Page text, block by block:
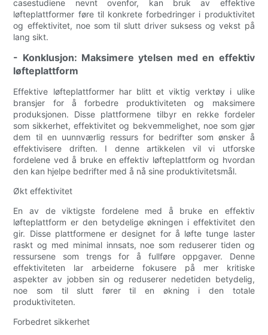
casestudiene nevnt ovenfor, kan bruk av effektive
løfteplattformer føre til konkrete forbedringer i produktivitet
og effektivitet, noe som til slutt driver suksess og vekst på
lang sikt.
- Konklusjon: Maksimere ytelsen med en effektiv
løfteplattform
Effektive løfteplattformer har blitt et viktig verktøy i ulike
bransjer for å forbedre produktiviteten og maksimere
produksjonen. Disse plattformene tilbyr en rekke fordeler
som sikkerhet, effektivitet og bekvemmelighet, noe som gjør
dem til en uunnværlig ressurs for bedrifter som ønsker å
effektivisere driften. I denne artikkelen vil vi utforske
fordelene ved å bruke en effektiv løfteplattform og hvordan
den kan hjelpe bedrifter med å nå sine produktivitetsmål.
Økt effektivitet
En av de viktigste fordelene med å bruke en effektiv
løfteplattform er den betydelige økningen i effektivitet den
gir. Disse plattformene er designet for å løfte tunge laster
raskt og med minimal innsats, noe som reduserer tiden og
ressursene som trengs for å fullføre oppgaver. Denne
effektiviteten lar arbeiderne fokusere på mer kritiske
aspekter av jobben sin og reduserer nedetiden betydelig,
noe som til slutt fører til en økning i den totale
produktiviteten.
Forbedret sikkerhet